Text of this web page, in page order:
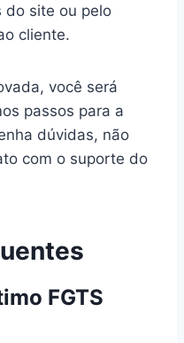
do site ou pelo
cliente.
você será
passos para a
dúvidas, não
com o suporte do
FGTS